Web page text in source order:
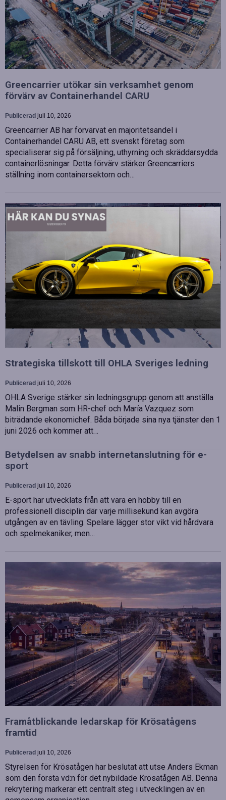
Greencarrier utökar sin verksamhet genom
förvärv av Containerhandel CARU
Publicerad juli 10, 2026
Greencarrier AB har förvärvat en majoritetsandel i
Containerhandel CARU AB, ett svenskt företag som
specialiserar sig på försäljning, uthyrning och skräddarsydda
containerlösningar. Detta förvärv stärker Greencarriers
ställning inom containersektorn och…
Strategiska tillskott till OHLA Sveriges ledning
Publicerad juli 10, 2026
OHLA Sverige stärker sin ledningsgrupp genom att anställa
Malin Bergman som HR-chef och María Vazquez som
biträdande ekonomichef. Båda började sina nya tjänster den 1
juni 2026 och kommer att…
Betydelsen av snabb internetanslutning för e-
sport
Publicerad juli 10, 2026
E-sport har utvecklats från att vara en hobby till en
professionell disciplin där varje millisekund kan avgöra
utgången av en tävling. Spelare lägger stor vikt vid hårdvara
och spelmekaniker, men…
Framåtblickande ledarskap för Krösatågens
framtid
Publicerad juli 10, 2026
Styrelsen för Krösatågen har beslutat att utse Anders Ekman
som den första vd:n för det nybildade Krösatågen AB. Denna
rekrytering markerar ett centralt steg i utvecklingen av en